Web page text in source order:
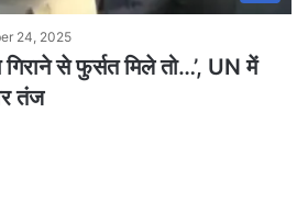
24, 2025
से फुर्सत मिले तो…’, UN में
तंज